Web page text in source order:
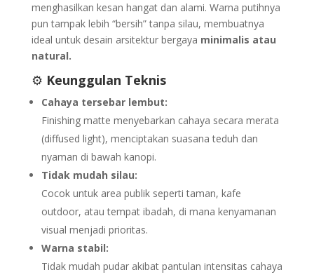
menghasilkan kesan hangat dan alami. Warna putihnya
pun tampak lebih “bersih” tanpa silau, membuatnya
ideal untuk desain arsitektur bergaya minimalis atau
natural.
⚙️ Keunggulan Teknis
Cahaya tersebar lembut:
Finishing matte menyebarkan cahaya secara merata
(diffused light), menciptakan suasana teduh dan
nyaman di bawah kanopi.
Tidak mudah silau:
Cocok untuk area publik seperti taman, kafe
outdoor, atau tempat ibadah, di mana kenyamanan
visual menjadi prioritas.
Warna stabil:
Tidak mudah pudar akibat pantulan intensitas cahaya